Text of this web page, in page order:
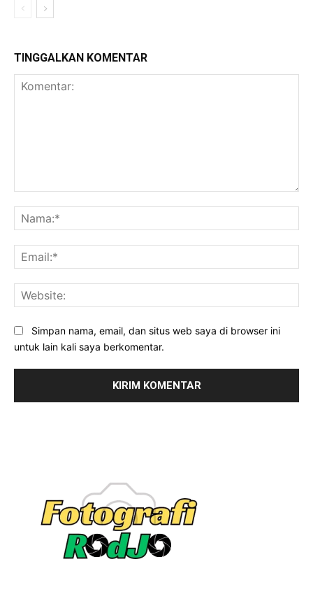
TINGGALKAN KOMENTAR
Simpan nama, email, dan situs web saya di browser ini
untuk lain kali saya berkomentar.